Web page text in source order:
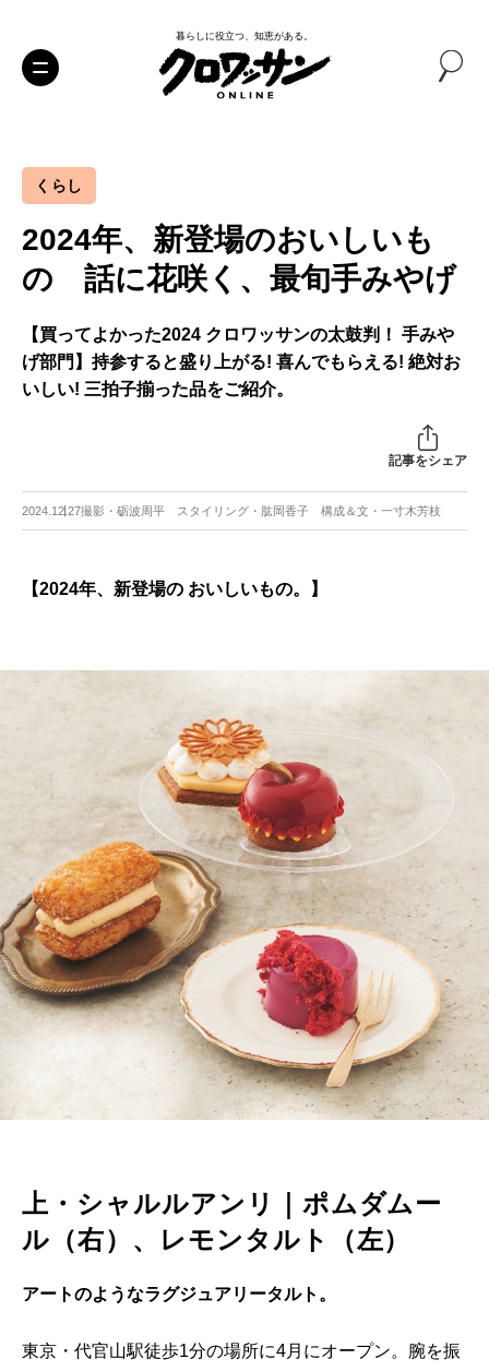
暮らしに役立つ、知恵がある。
くらし
2024年、新登場のおいしいも
の 話に花咲く、最旬手みやげ
【買ってよかった2024 クロワッサンの太鼓判！ 手みや
げ部門】持参すると盛り上がる! 喜んでもらえる! 絶対お
いしい! 三拍子揃った品をご紹介。
記事をシェア
2024.12.27撮影・砺波周平 スタイリング・肱岡香子 構成＆文・一寸木芳枝
【2024年、新登場の おいしいもの。】
上・シャルルアンリ｜ポムダムー
ル（右）、レモンタルト（左）
アートのようなラグジュアリータルト。
東京・代官山駅徒歩1分の場所に4月にオープン。腕を振